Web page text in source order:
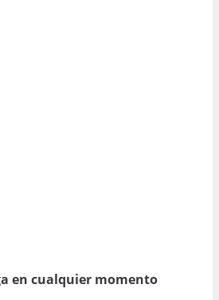
en cualquier momento